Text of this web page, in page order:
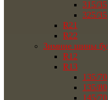
315/35
325/35
R21
R22
Зимние шины бу
R12
R13
135/70
135/80
145/70